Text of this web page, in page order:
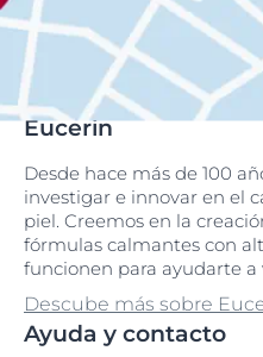
Eucerin
Desde hace más de 100
investigar e innovar en el
piel. Creemos en la
fórmulas calmantes con
funcionen para ayudarte
Descube más sobre
Ayuda y contacto